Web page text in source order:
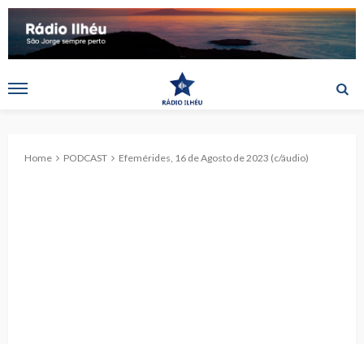
Home PODCAST Efemérides, 16 de Agosto de 2023 (c/áudio)